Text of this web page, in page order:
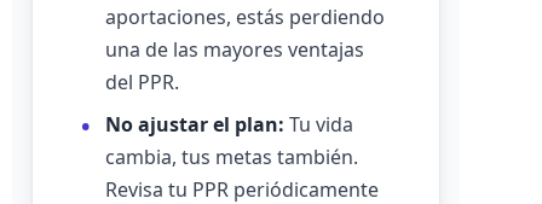
aportaciones, estás perdiendo
una de las mayores ventajas
del PPR.
No ajustar el plan: Tu vida
cambia, tus metas también.
Revisa tu PPR periódicamente